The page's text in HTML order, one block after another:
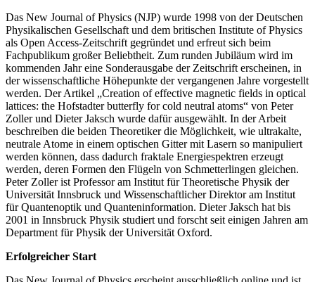
Das New Journal of Physics (NJP) wurde 1998 von der Deutschen
Physikalischen Gesellschaft und dem britischen Institute of Physics
als Open Access-Zeitschrift gegründet und erfreut sich beim
Fachpublikum großer Beliebtheit. Zum runden Jubiläum wird im
kommenden Jahr eine Sonderausgabe der Zeitschrift erscheinen, in
der wissenschaftliche Höhepunkte der vergangenen Jahre vorgestellt
werden. Der Artikel „Creation of effective magnetic fields in optical
lattices: the Hofstadter butterfly for cold neutral atoms“ von Peter
Zoller und Dieter Jaksch wurde dafür ausgewählt. In der Arbeit
beschreiben die beiden Theoretiker die Möglichkeit, wie ultrakalte,
neutrale Atome in einem optischen Gitter mit Lasern so manipuliert
werden können, dass dadurch fraktale Energiespektren erzeugt
werden, deren Formen den Flügeln von Schmetterlingen gleichen.
Peter Zoller ist Professor am Institut für Theoretische Physik der
Universität Innsbruck und Wissenschaftlicher Direktor am Institut
für Quantenoptik und Quanteninformation. DieterJaksch hat bis
2001 in Innsbruck Physik studiert und forscht seit einigen Jahren am
Department für Physik der Universität Oxford.
Erfolgreicher Start